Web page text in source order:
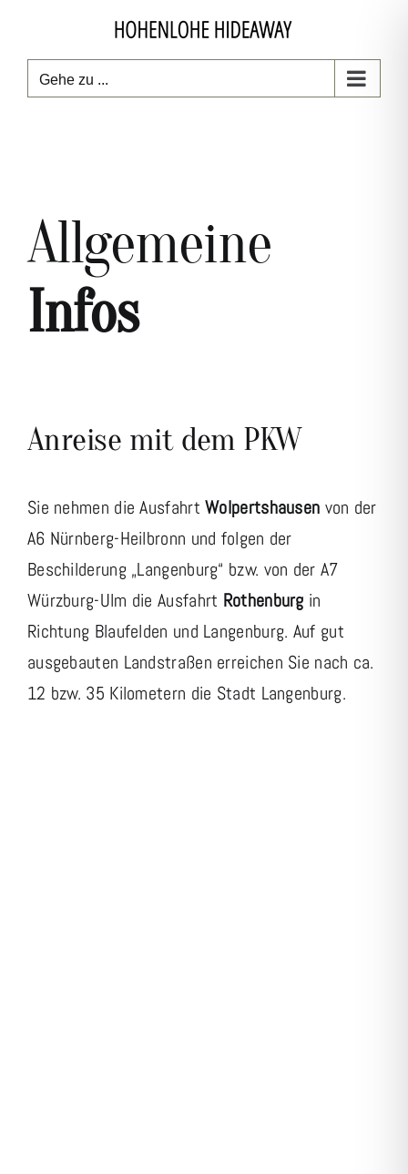
springenGehe zu ...
Allgemeine
Infos
Anreise mit dem PKW
Sie nehmen die AusfahrtWolpertshausen von der
A6 Nürnberg-Heilbronn und folgen der
Beschilderung „Langenburg“ bzw. von der A7
Würzburg-Ulm die Ausfahrt Rothenburg in
Richtung Blaufelden und Langenburg. Auf gut
ausgebauten Landstraßen erreichen Sie nach ca.
12 bzw. 35 Kilometern die Stadt Langenburg.